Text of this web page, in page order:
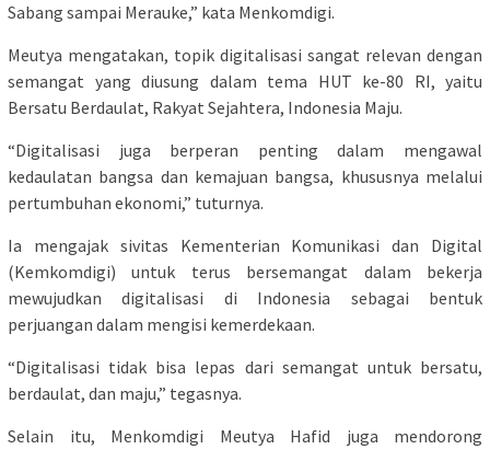
Sabang sampai Merauke,” kata Menkomdigi.
Meutya mengatakan, topik digitalisasi sangat relevan dengan
semangat yang diusung dalam tema HUT ke-80 RI, yaitu
Bersatu Berdaulat, Rakyat Sejahtera, Indonesia Maju.
“Digitalisasi juga berperan penting dalam mengawal
kedaulatan bangsa dan kemajuan bangsa, khususnya melalui
pertumbuhan ekonomi,” tuturnya.
Ia mengajak sivitas Kementerian Komunikasi dan Digital
(Kemkomdigi) untuk terus bersemangat dalam bekerja
mewujudkan digitalisasi di Indonesia sebagai bentuk
perjuangan dalam mengisi kemerdekaan.
“Digitalisasi tidak bisa lepas dari semangat untuk bersatu,
berdaulat, dan maju,” tegasnya.
Selain itu, Menkomdigi Meutya Hafid juga mendorong